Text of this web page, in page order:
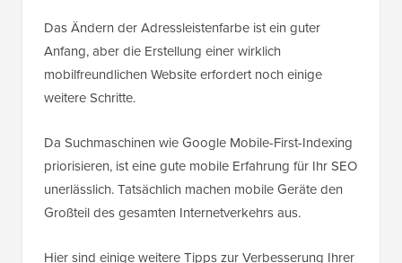
Das Ändern der Adressleistenfarbe ist ein guter
Anfang, aber die Erstellung einer wirklich
mobilfreundlichen Website erfordert noch einige
weitere Schritte.
Da Suchmaschinen wie Google Mobile-First-Indexing
priorisieren, ist eine gute mobile Erfahrung für Ihr SEO
unerlässlich. Tatsächlich machen mobile Geräte den
Großteil des gesamten Internetverkehrs aus.
Hier sind einige weitere Tipps zur Verbesserung Ihrer